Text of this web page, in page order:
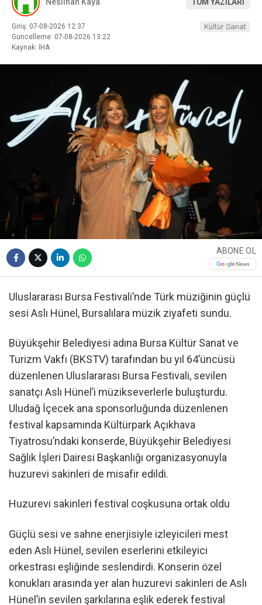
Neslihan Kaya TÜM YAZILARI
Giriş: 07-08-2026 12:37
Güncelleme: 07-08-2026 13:22
Kaynak: İHA
Kültür Sanat
ABONE OL
Uluslararası Bursa Festivali’nde Türk müziğinin güçlü
sesi Aslı Hünel, Bursalılara müzik ziyafeti sundu.
Büyükşehir Belediyesi adına Bursa Kültür Sanat ve
Turizm Vakfı (BKSTV) tarafından bu yıl 64’üncüsü
düzenlenen Uluslararası Bursa Festivali, sevilen
sanatçı Aslı Hünel’i müzikseverlerle buluşturdu.
Uludağ İçecek ana sponsorluğunda düzenlenen
festival kapsamında Kültürpark Açıkhava
Tiyatrosu’ndaki konserde, Büyükşehir Belediyesi
Sağlık İşleri Dairesi Başkanlığı organizasyonuyla
huzurevi sakinleri de misafir edildi.
Huzurevi sakinleri festival coşkusuna ortak oldu
Güçlü sesi ve sahne enerjisiyle izleyicileri mest
eden Aslı Hünel, sevilen eserlerini etkileyici
orkestrası eşliğinde seslendirdi. Konserin özel
konukları arasında yer alan huzurevi sakinleri de Aslı
Hünel’in sevilen şarkılarına eşlik ederek festival